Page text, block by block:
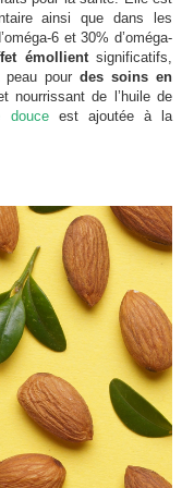
ainsi que dans les
6 et 30% d’oméga-
émollientsignificatifs,
peau pourdes soins en
nourrissant de l’huile de
douce
est ajoutée à la